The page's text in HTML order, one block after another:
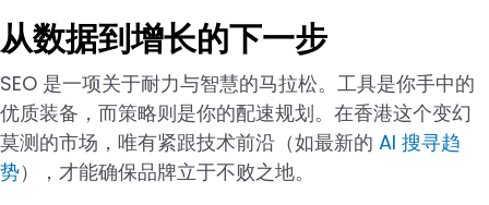
从数据到增长的下一步
SEO 是一项关于耐力与智慧的马拉松。工具是你手中的
优质装备，而策略则是你的配速规划。在香港这个变幻
莫测的市场，唯有紧跟技术前沿（如最新的 AI 搜寻趋
势），才能确保品牌立于不败之地。